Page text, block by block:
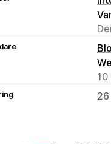
10
26